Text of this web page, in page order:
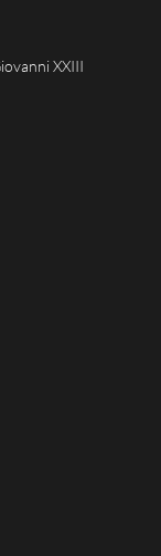
XXIII